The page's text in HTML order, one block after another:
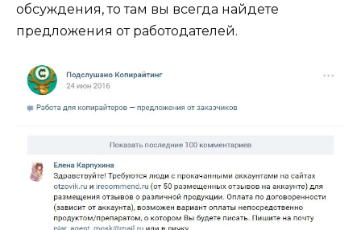
обсуждения, то там вы всегда найдете
предложения от работодателей.